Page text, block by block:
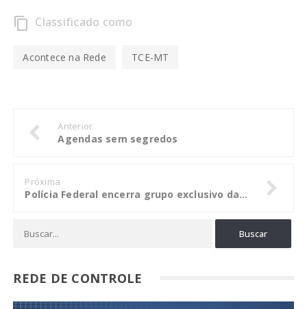
content_copy Classificado como
Acontece na Rede TCE-MT
Anterior
Agendas sem segredos
Próxima
Polícia Federal encerra grupo exclusivo da Lava Jato em Curitiba
REDE DE CONTROLE